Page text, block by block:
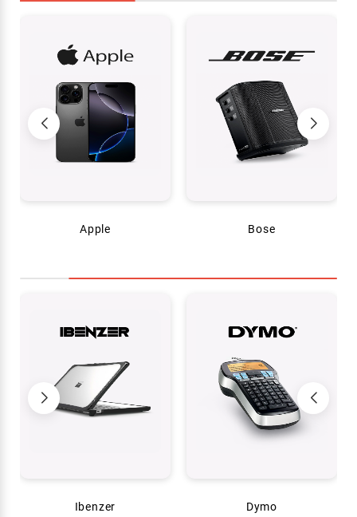
Apple Bose
Ibenzer Dymo